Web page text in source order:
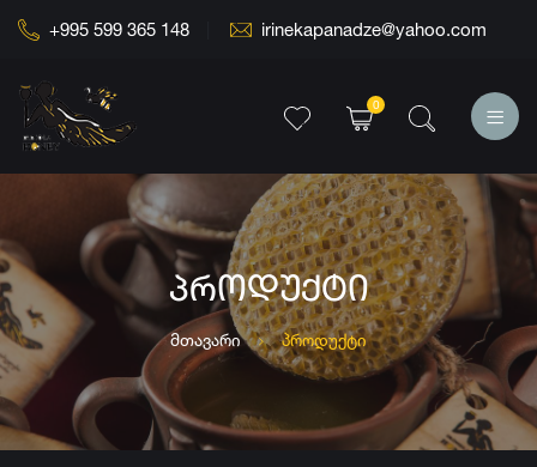
+995 599 365 148 irinekapanadze@yahoo.com
0
ᲞᲠᲝᲓᲣᲥᲢᲘ
მთავარი პროდუქტი